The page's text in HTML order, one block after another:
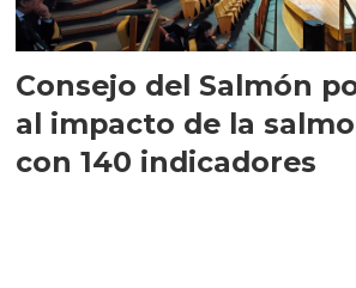
Consejo del Salmón
al impacto de la
con 140 indicadores